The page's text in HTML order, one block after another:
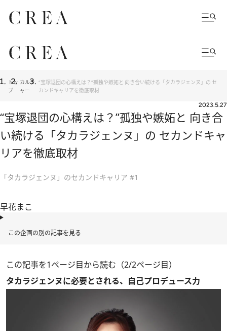
トッ
プ
カルチ
ャー
“宝塚退団の心構えは？”孤独や嫉妬と 向き合い続ける「タカラジェンヌ」の セ
カンドキャリアを徹底取材
2023.5.27
“宝塚退団の心構えは？”孤独や嫉妬と 向き合
い続ける「タカラジェンヌ」の セカンドキャ
リアを徹底取材
「タカラジェンヌ」のセカンドキャリア #1
早花まこ
この企画の別の記事を見る
この記事を1ページ目から読む（2/2ページ目）
タカラジェンヌに必要とされる、自己プロデュース力